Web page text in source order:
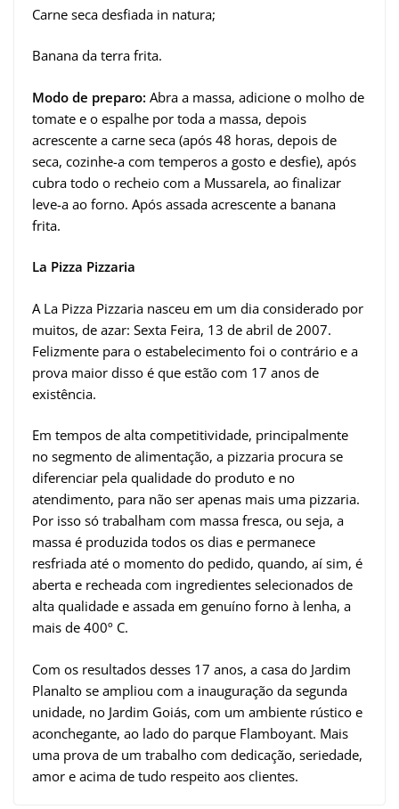
Carne seca desfiada in natura;
Banana da terra frita.
Modo de preparo: Abra a massa, adicione o molho de
tomate e o espalhe por toda a massa, depois
acrescente a carne seca (após 48 horas, depois de
seca, cozinhe-a com temperos a gosto e desfie), após
cubra todo o recheio com a Mussarela, ao finalizar
leve-a ao forno. Após assada acrescente a banana
frita.
La Pizza Pizzaria
A La Pizza Pizzaria nasceu em um dia considerado por
muitos, de azar: Sexta Feira, 13 de abril de 2007.
Felizmente para o estabelecimento foi o contrário e a
prova maior disso é que estão com 17 anos de
existência.
Em tempos de alta competitividade, principalmente
no segmento de alimentação, a pizzaria procura se
diferenciar pela qualidade do produto e no
atendimento, para não ser apenas mais uma pizzaria.
Por isso só trabalham com massa fresca, ou seja, a
massa é produzida todos os dias e permanece
resfriada até o momento do pedido, quando, aí sim, é
aberta e recheada com ingredientes selecionados de
alta qualidade e assada em genuíno forno à lenha, a
mais de 400º C.
Com os resultados desses 17 anos, a casa do Jardim
Planalto se ampliou com a inauguração da segunda
unidade, no Jardim Goiás, com um ambiente rústico e
aconchegante, ao lado do parque Flamboyant. Mais
uma prova de um trabalho com dedicação, seriedade,
amor e acima de tudo respeito aos clientes.